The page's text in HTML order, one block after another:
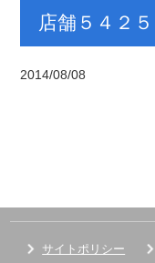
店舗５４２５
2014/08/08
サイトポリシー